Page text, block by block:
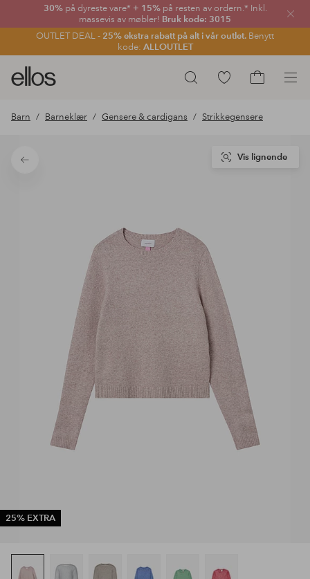
30% på dyreste vare* + 15%på resten av ordern.* Inkl.
massevis av møbler! Bruk kode: 3015
OUTLET DEAL - 25% ekstra rabatt på alt i vår outlet. Benytt
kode: ALLOUTLET
Lukk
Søk
Ellos
logo
gå
forsiden
Gå
favorittmerkede
produkter
Barn Barneklær Gensere & cardigans Strikkegensere
Tilbake
25% EXTRA
Vis lignende